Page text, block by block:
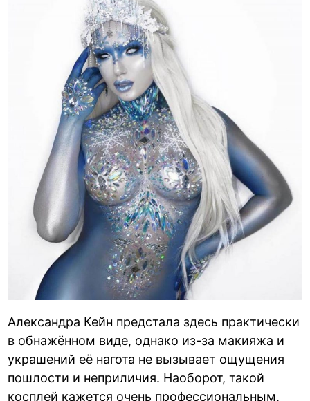
Александра Кейн предстала здесь практически
в обнажённом виде, однако из-за макияжа и
украшений её нагота не вызывает ощущения
пошлости и неприличия. Наоборот, такой
косплей кажется очень профессиональным,